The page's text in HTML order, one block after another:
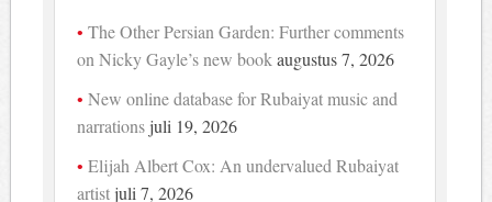
The Other Persian Garden: Further comments
on Nicky Gayle’s new book augustus 7, 2026
New online database for Rubaiyat music and
narrations juli 19, 2026
Elijah Albert Cox: An undervalued Rubaiyat
artist juli 7, 2026